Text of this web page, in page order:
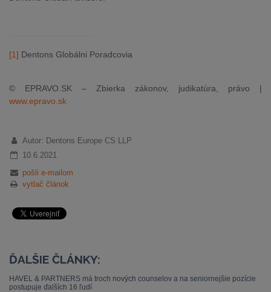
[1] Dentons Globálni Poradcovia
© EPRAVO.SK – Zbierka zákonov, judikatúra, právo |
www.epravo.sk
Autor: Dentons Europe CS LLP
10.6.2021
pošli e-mailom
vytlač článok
ĎALŠIE ČLÁNKY:
HAVEL & PARTNERS má troch nových counselov a na seniornejšie pozície
postupuje ďalších 16 ľudí